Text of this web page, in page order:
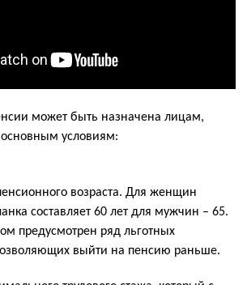
может быть назначена лицам,
условиям:
возраста. Для женщин
составляет 60 лет для мужчин – 65.
предусмотрен ряд льготных
выйти на пенсию раньше.